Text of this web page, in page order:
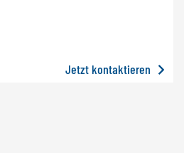
Jetzt kontaktieren